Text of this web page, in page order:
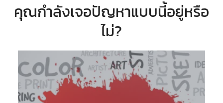
คุณกำลังเจอปัญหาแบบนี้อยู่หรือ
ไม่?